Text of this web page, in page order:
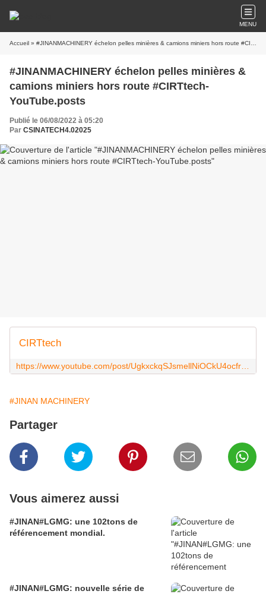
MENU
Accueil » #JINANMACHINERY échelon pelles minières & camions miniers hors route #CIRTtech-YouTube.posts
#JINANMACHINERY échelon pelles minières &
camions miniers hors route #CIRTtech-
YouTube.posts
Publié le 06/08/2022 à 05:20
Par CSINATECH4.02025
CIRTtech
#JINAN MACHINERY
Partager
Vous aimerez aussi
#JINAN#LGMG: une 102tons de
référencement mondial.
#JINAN#LGMG: nouvelle série de